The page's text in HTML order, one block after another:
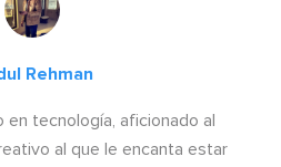
Rehman
tecnología, aficionado al
al que le encanta estar